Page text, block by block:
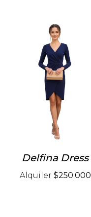
Delfina Dress
Alquiler $250.000